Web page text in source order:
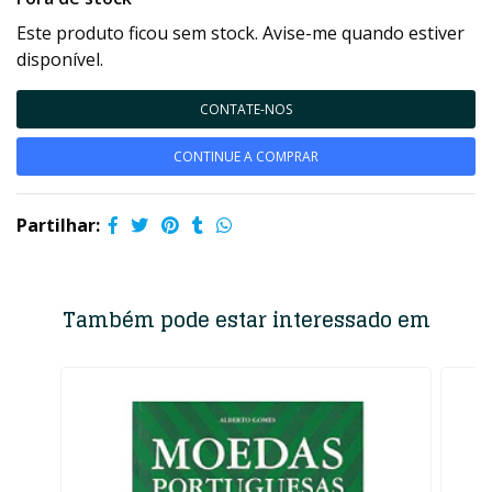
Este produto ficou sem stock. Avise-me quando estiver
disponível.
CONTATE-NOS
CONTINUE A COMPRAR
Partilhar:
Também pode estar interessado em